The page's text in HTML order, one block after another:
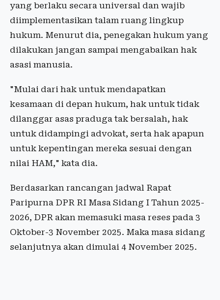
yang berlaku secara universal dan wajib
diimplementasikan talam ruang lingkup
hukum. Menurut dia, penegakan hukum yang
dilakukan jangan sampai mengabaikan hak
asasi manusia.
"Mulai dari hak untuk mendapatkan
kesamaan di depan hukum, hak untuk tidak
dilanggar asas praduga tak bersalah, hak
untuk didampingi advokat, serta hak apapun
untuk kepentingan mereka sesuai dengan
nilai HAM," kata dia.
Berdasarkan rancangan jadwal Rapat
Paripurna DPR RI Masa Sidang I Tahun 2025-
2026, DPR akan memasuki masa reses pada 3
Oktober-3 November 2025. Maka masa sidang
selanjutnya akan dimulai 4 November 2025.